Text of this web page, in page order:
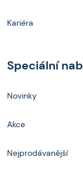
Kariéra
Speciální
Novinky
Akce
Nejprodávanější